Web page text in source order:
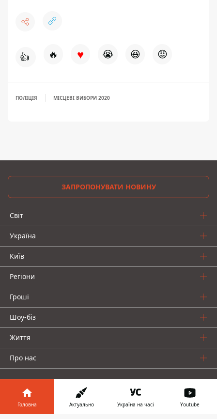
👍 🔥 ♥ 😭 😆 😡
ПОЛІЦІЯ МІСЦЕВІ ВИБОРИ 2020
ЗАПРОПОНУВАТИ НОВИНУ
Світ
Україна
Київ
Регіони
Гроші
Шоу-біз
Життя
Про нас
Головна Актуально Україна на часі Youtube